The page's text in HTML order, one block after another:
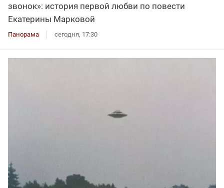
звонок»: история первой любви по повести
Екатерины Марковой
Панорама сегодня, 17:30